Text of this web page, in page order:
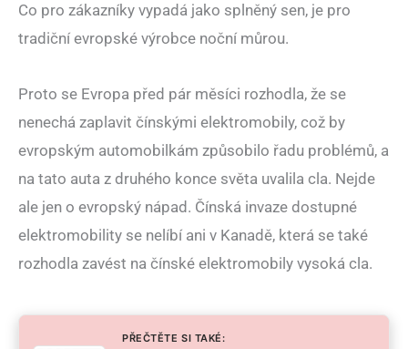
Co pro zákazníky vypadá jako splněný sen, je pro
tradiční evropské výrobce noční můrou.
Proto se Evropa před pár měsíci rozhodla, že se
nenechá zaplavit čínskými elektromobily, což by
evropským automobilkám způsobilo řadu problémů, a
na tato auta z druhého konce světa uvalila cla. Nejde
ale jen o evropský nápad. Čínská invaze dostupné
elektromobility se nelíbí ani v Kanadě, která se také
rozhodla zavést na čínské elektromobily vysoká cla.
PŘEČTĚTE SI TAKÉ: